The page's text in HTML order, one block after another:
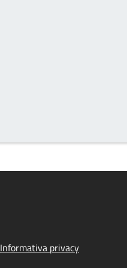
Informativa privacy